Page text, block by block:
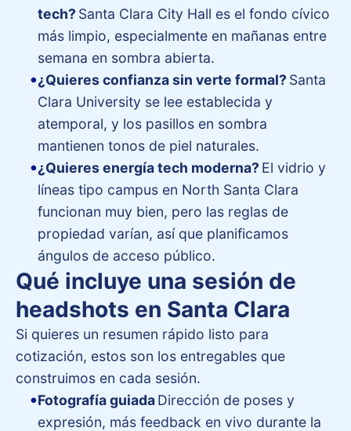
tech? Santa Clara City Hall es el fondo cívico
más limpio, especialmente en mañanas entre
semana en sombra abierta.
¿Quieres confianza sin verte formal? Santa
Clara University se lee establecida y
atemporal, y los pasillos en sombra
mantienen tonos de piel naturales.
¿Quieres energía tech moderna? El vidrio y
líneas tipo campus en North Santa Clara
funcionan muy bien, pero las reglas de
propiedad varían, así que planificamos
ángulos de acceso público.
Qué incluye una sesión de
headshots en Santa Clara
Si quieres un resumen rápido listo para
cotización, estos son los entregables que
construimos en cada sesión.
Fotografía guiada Dirección de poses y
expresión, más feedback en vivo durante la